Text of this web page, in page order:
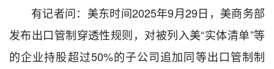
有记者问：美东时间2025年9月29日，美商务部
发布出口管制穿透性规则，对被列入美“实体清单”等
的企业持股超过50%的子公司追加同等出口管制制